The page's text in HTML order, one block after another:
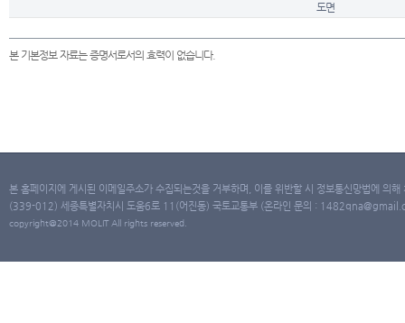
도면
본 기본정보 자료는 증명서로서의 효력이 없습니다.
본 홈페이지에 게시된 이메일주소가 수집되는것을 거부하며, 이를 위반할 시 정보통신망법에 의
(339-012) 세종특별자치시 도움6로 11(어진동) 국토교통부 (온라인 문의 :
copyright@2014 MOLIT All rights reserved.